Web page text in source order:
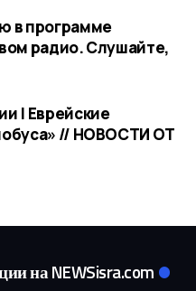
в программе
радио. Слушайте,
| Еврейские
// НОВОСТИ ОТ
на NEWSisra.com